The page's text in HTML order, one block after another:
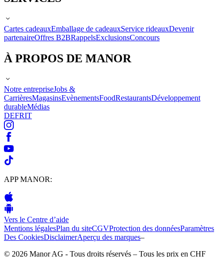
Cartes cadeauxEmballage de cadeauxService rideauxDevenir
partenaireOffres B2BRappelsExclusionsConcours
À PROPOS DE MANOR
Notre entrepriseJobs &
CarrièresMagasinsEvènementsFoodRestaurantsDéveloppement
durableMédias
DEFRIT
APP MANOR:
Vers le Centre d’aide
Mentions légalesPlan du siteCGVProtection des donnéesParamètres
Des CookiesDisclaimerAperçu des marques–
© 2026 Manor AG - Tous droits réservés – Tous les prix en CHF